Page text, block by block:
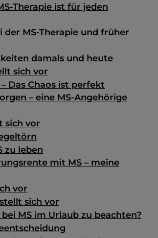
Therapie ist für jeden
MS-Therapie und früher
damals und heute
sich vor
Das Chaos ist perfekt
– eine MS-Angehörige
sich vor
zu leben
mit MS – meine
vor
sich vor
MS im Urlaub zu beachten?